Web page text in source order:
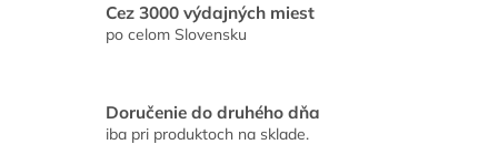
Cez 3000 výdajných miest
po celom Slovensku
Doručenie do druhého dňa
iba pri produktoch na sklade.